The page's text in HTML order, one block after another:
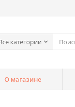
категории
О магазине